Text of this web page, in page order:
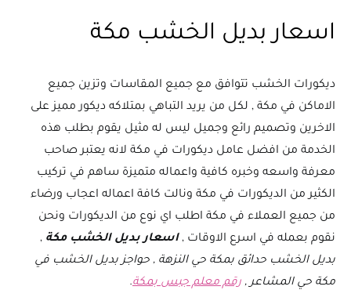
اسعار بديل الخشب مكة
ديكورات الخشب تتوافق مع جميع المقاسات وتزين جميع
الاماكن في مكة , لكل من يريد التباهي بمتلاكه ديكور مميز على
الاخرين وتصميم رائع وجميل ليس له مثيل يقوم بطلب هذه
الخدمة من افضل عامل ديكورات في مكة لانه يعتبر صاحب
معرفة واسعه وخبره كافية واعماله متميزة ساهم في تركيب
الكثير من الديكورات في مكة ونالت كافة اعماله اعجاب ورضاء
من جميع العملاء في مكة اطلب اي نوع من الديكورات ونحن
نقوم بعمله في اسرع الاوقات ,اسعار بديل الخشب مكة ,
بديل الخشب حدائق بمكة حي النزهة , حواجز بديل الخشب في
مكة حي المشاعر , رقم معلم جبس بمكة.